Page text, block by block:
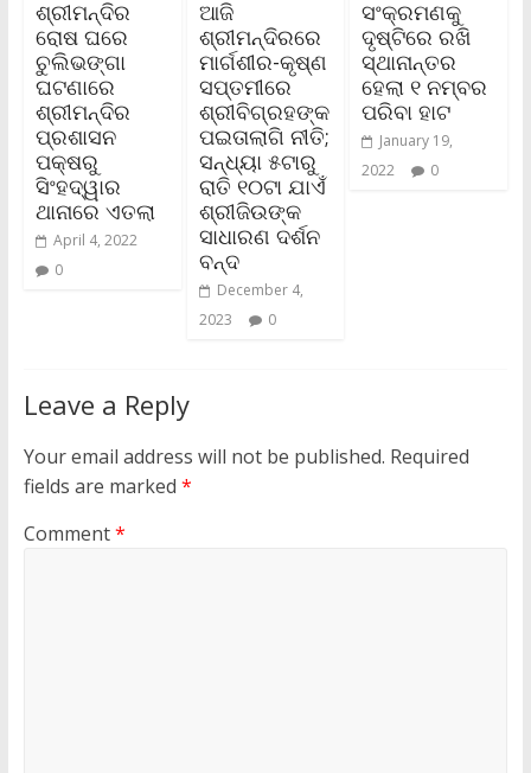
ଶ୍ରୀମନ୍ଦିର
ରୋଷ ଘରେ
ଚୁଲିଭଙ୍ଗା
ଘଟଣାରେ
ଶ୍ରୀମନ୍ଦିର
ପ୍ରଶାସନ
ପକ୍ଷରୁ
ସିଂହଦ୍ୱାର
ଥାନାରେ ଏତଲା
April 4, 2022
0
ଆଜି
ଶ୍ରୀମନ୍ଦିରରେ
ମାର୍ଗଶୀର-କୃଷ୍ଣ
ସପ୍ତମୀରେ
ଶ୍ରୀବିଗ୍ରହଙ୍କ
ପଇତାଲାଗି ନୀତି;
ସନ୍ଧ୍ୟା ୫ଟାରୁ
ରାତି ୧୦ଟା ଯାଏଁ
ଶ୍ରୀଜିଉଙ୍କ
ସାଧାରଣ ଦର୍ଶନ
ବନ୍ଦ
December 4,
2023
0
ସଂକ୍ରମଣକୁ
ଦୃଷ୍ଟିରେ ରଖି
ସ୍ଥାନାନ୍ତର
ହେଲା ୧ ନମ୍ବର
ପରିବା ହାଟ
January 19,
2022
0
Leave a Reply
Your email address will not be published. Required
fields are marked *
Comment*